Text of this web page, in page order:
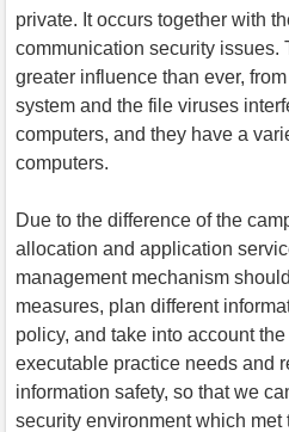
private. It occurs together with
communication security issues.
greater influence than ever,
system and the file viruses
computers, and they have a
computers.
Due to the difference of the
allocation and application
management mechanism
measures, plan different
policy, and take into account
executable practice needs and
information safety, so that we
security environment which met